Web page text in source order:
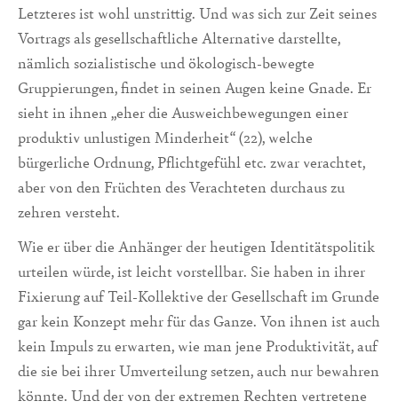
Letzteres ist wohl unstrittig. Und was sich zur Zeit seines
Vortrags als gesellschaftliche Alternative darstellte,
nämlich sozialistische und ökologisch-bewegte
Gruppierungen, findet in seinen Augen keine Gnade. Er
sieht in ihnen „eher die Ausweichbewegungen einer
produktiv unlustigen Minderheit“ (22), welche
bürgerliche Ordnung, Pflichtgefühl etc. zwar verachtet,
aber von den Früchten des Verachteten durchaus zu
zehren versteht.
Wie er über die Anhänger der heutigen Identitätspolitik
urteilen würde, ist leicht vorstellbar. Sie haben in ihrer
Fixierung auf Teil-Kollektive der Gesellschaft im Grunde
gar kein Konzept mehr für das Ganze. Von ihnen ist auch
kein Impuls zu erwarten, wie man jene Produktivität, auf
die sie bei ihrer Umverteilung setzen, auch nur bewahren
könnte. Und der von der extremen Rechten vertretene